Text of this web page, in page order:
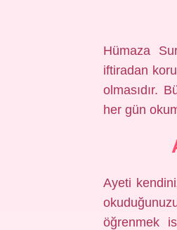
Hümaza
iftiradan
olmasıdır.
her gün
Ayeti
öğrenmek